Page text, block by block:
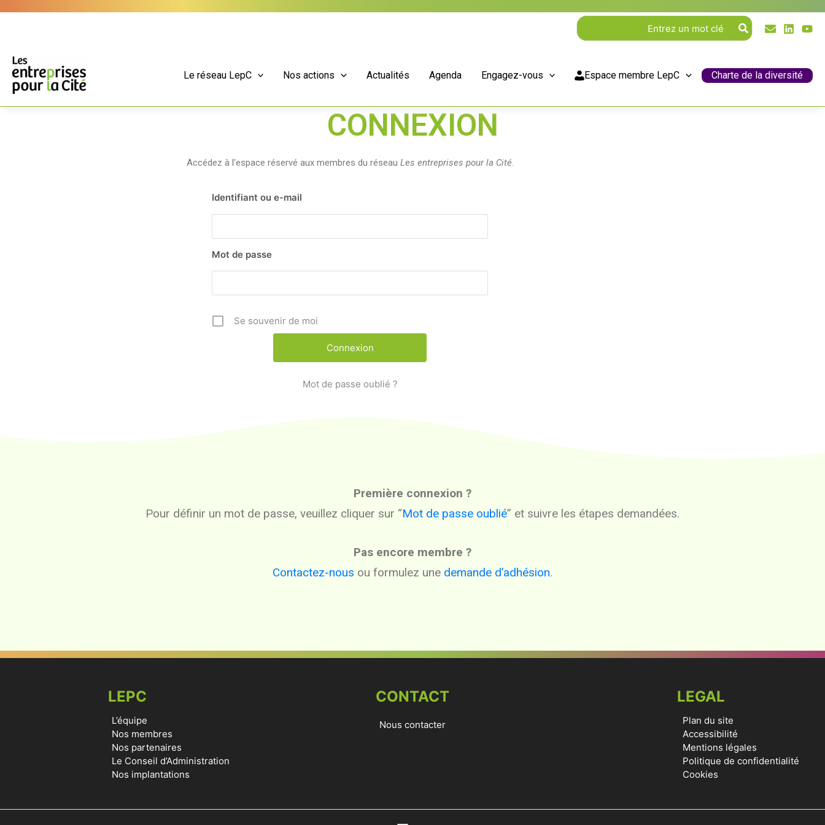
Rechercher:
Le réseau LepC Nos actions Actualités Agenda Engagez-vous Espace membre LepC Charte de la diversité
CONNEXION
Accédez à l’espace réservé aux membres du réseau Les entreprises pour la Cité.
Identifiant ou e-mail
Mot de passe
Se souvenir de moi
Mot de passe oublié ?
Première connexion ?
Pour définir un mot de passe, veuillez cliquer sur “Mot de passe oublié” et suivre les étapes demandées.
Pas encore membre ?
Contactez-nous ou formulez une demande d’adhésion.
LEPC
L’équipe
Nos membres
Nos partenaires
Le Conseil d’Administration
Nos implantations
CONTACT
Nous contacter
LEGAL
Plan du site
Accessibilité
Mentions légales
Politique de confidentialité
Cookies